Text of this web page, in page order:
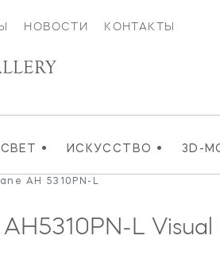
НОВОСТИ КОНТАКТЫ
• ИСКУССТВО • 3D-
AH 5310PN-L
AH5310PN-L